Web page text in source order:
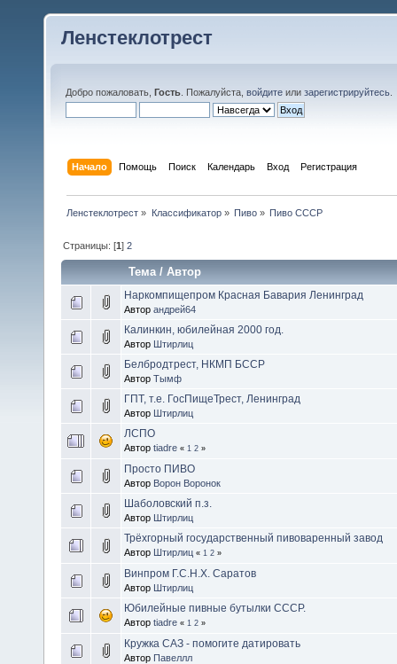
Ленстеклотрест
Добро пожаловать, Гость . Пожалуйста, войдите или зарегистрируйтесь
Начало Помощь Поиск Календарь Вход Регистрация
Ленстеклотрест » Классификатор» Пиво» Пиво СССР
Страницы: [1]2
Тема/Автор
Наркомпищепром Красная Бавария Ленинград
Автор андрей64
Калинкин, юбилейная 2000 год.
Автор Штирлиц
Белбродтрест, НКМП БССР
Автор Тымф
ГПТ, т.е. ГосПищеТрест, Ленинград
Автор Штирлиц
ЛСПО
Автор tiadre « 1 2 »
Просто ПИВО
Автор Ворон Воронок
Шаболовский п.з.
Автор Штирлиц
Трёхгорный государственный пивоваренный завод
Автор Штирлиц « 1 2 »
Винпром Г.С.Н.Х. Саратов
Автор Штирлиц
Юбилейные пивные бутылки СССР.
Автор tiadre « 1 2 »
Кружка САЗ - помогите датировать
Автор Павеллл